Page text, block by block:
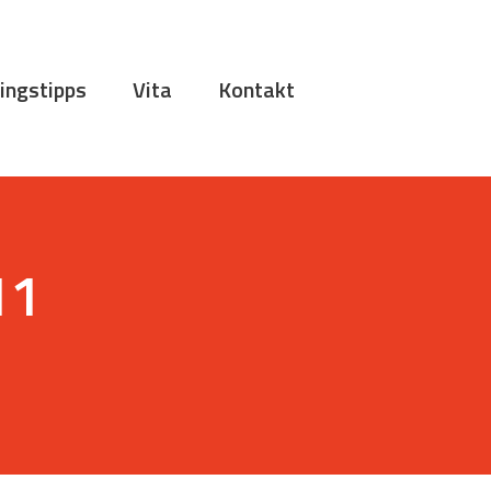
Vita Kontakt